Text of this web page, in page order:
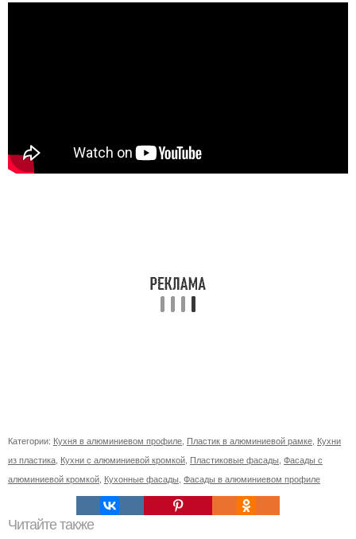
Категории: Кухня в алюминиевом профиле Пластик в алюминиевой рамке Кухни
из пластика Кухни с алюминиевой кромкой Пластиковые фасады Фасады с
алюминиевой кромкой Кухонные фасады Фасады в алюминиевом профиле
Читайте также